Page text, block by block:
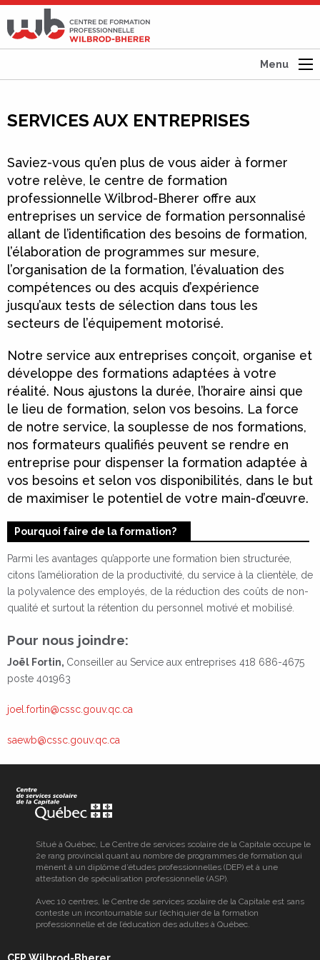
Wilbrod-
Menu
SERVICES AUX ENTREPRISES
Saviez-vous qu’en plus de vous aider à former
votre relève, le centre de formation
professionnelle Wilbrod-Bherer offre aux
entreprises un service de formation personnalisé
allant de l’identification des besoins de formation,
l’élaboration de programmes sur mesure,
l’organisation de la formation, l’évaluation des
compétences ou des acquis d’expérience
jusqu’aux tests de sélection dans tous les
secteurs de l’équipement motorisé.
Notre service aux entreprises conçoit, organise et
développe des formations adaptées à votre
réalité. Nous ajustons la durée, l’horaire ainsi que
le lieu de formation, selon vos besoins. La force
de notre service, la souplesse de nos formations,
nos formateurs qualifiés peuvent se rendre en
entreprise pour dispenser la formation adaptée à
vos besoins et selon vos disponibilités, dans le but
de maximiser le potentiel de votre main-d’œuvre.
Pourquoi faire de la formation?
Parmi les avantages qu’apporte une formation bien structurée,
citons l’amélioration de la productivité, du service à la clientèle, de
la polyvalence des employés, de la réduction des coûts de non-
qualité et surtout la rétention du personnel motivé et mobilisé.
Pour nous joindre:
Joël Fortin, Conseiller au Service aux entreprises 418 686-4675
poste 401963
joel.fortin@cssc.gouv.qc.ca
saewb@cssc.gouv.qc.ca
Situé à Québec, Le Centre de services scolaire de la Capitale occupe le
2e rang provincial quant au nombre de programmes de formation qui
mènent à un diplôme d’études professionnelles (DEP) et à une
attestation de spécialisation professionnelle (ASP).
Avec 10 centres, le Centre de services scolaire de la Capitale est sans
conteste un incontournable sur l’échiquier de la formation
professionnelle et de l’éducation des adultes à Québec.